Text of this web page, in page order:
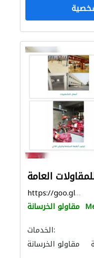
العامة
https://goo.gl/maps/noczh12kx2DhvrSZ6
مقاولو الخرسانة
الخدمات:
مقاولو الخرسانة